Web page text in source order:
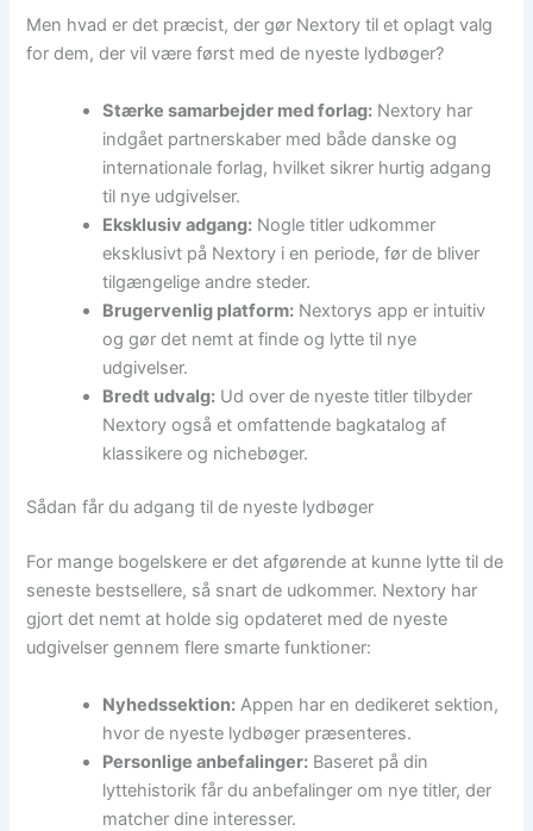
Men hvad er det præcist, der gør Nextory til et oplagt valg
for dem, der vil være først med de nyeste lydbøger?
Stærke samarbejder med forlag: Nextory har
indgået partnerskaber med både danske og
internationale forlag, hvilket sikrer hurtig adgang
til nye udgivelser.
Eksklusiv adgang: Nogle titler udkommer
eksklusivt på Nextory i en periode, før de bliver
tilgængelige andre steder.
Brugervenlig platform: Nextorys app er intuitiv
og gør det nemt at finde og lytte til nye
udgivelser.
Bredt udvalg: Ud over de nyeste titler tilbyder
Nextory også et omfattende bagkatalog af
klassikere og nichebøger.
Sådan får du adgang til de nyeste lydbøger
For mange bogelskere er det afgørende at kunne lytte til de
seneste bestsellere, så snart de udkommer. Nextory har
gjort det nemt at holde sig opdateret med de nyeste
udgivelser gennem flere smarte funktioner:
Nyhedssektion: Appen har en dedikeret sektion,
hvor de nyeste lydbøger præsenteres.
Personlige anbefalinger: Baseret på din
lyttehistorik får du anbefalinger om nye titler, der
matcher dine interesser.